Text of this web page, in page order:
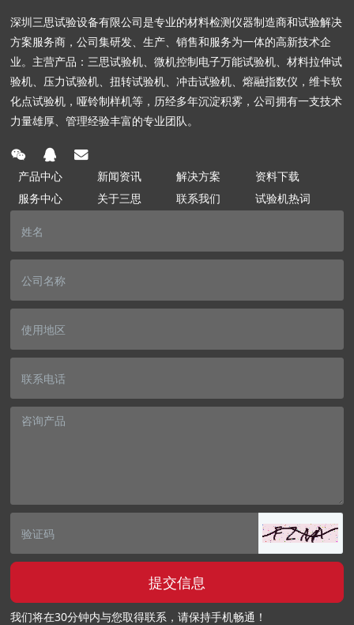
深圳三思试验设备有限公司是专业的材料检测仪器制造商和试验解决
方案服务商，公司集研发、生产、销售和服务为一体的高新技术企
业。主营产品：三思试验机、微机控制电子万能试验机、材料拉伸试
验机、压力试验机、扭转试验机、冲击试验机、熔融指数仪，维卡软
化点试验机，哑铃制样机等，历经多年沉淀积雾，公司拥有一支技术
力量雄厚、管理经验丰富的专业团队。
产品中心 新闻资讯 解决方案
资料下载
服务中心
关于三思 联系我们 试验机热词
提交信息
我们将在30分钟内与您取得联系，请保持手机畅通！